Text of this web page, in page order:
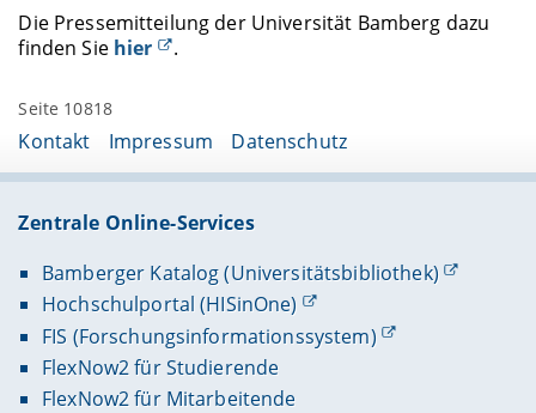
Die Pressemitteilung der Universität Bamberg dazu
finden Sie hier .
Seite 10818
Kontakt Impressum Datenschutz
Zentrale Online-Services
Bamberger Katalog (Universitätsbibliothek)
Hochschulportal (HISinOne)
FIS (Forschungsinformationssystem)
FlexNow2 für Studierende
FlexNow2 für Mitarbeitende